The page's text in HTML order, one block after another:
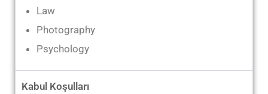
Law
Photography
Psychology
Kabul Koşulları